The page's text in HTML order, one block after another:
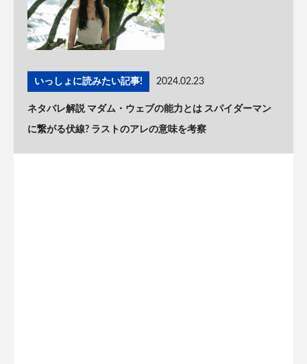
いっしょに読みたい記事! 2024.02.23
ネタバレ解説 マダム・ウェブの能力とは スパイダーマン
に繋がる伏線? ラストのアレの意味を考察